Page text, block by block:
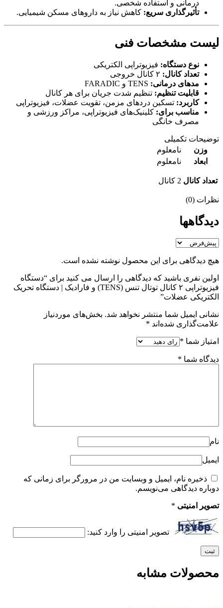
درمانی و استفاده شخصی.
تأثیرگذاری سریع: کاهش نیاز به داروهای مسکن شیمیایی.
لیست مشخصات فنی
نوع دستگاه: فیزیوتراپی الکتریکی
تعداد کانال:
مدهای درمانی:
قابلیت تنظیم: تنظیم شدت جریان برای هر کانال
کاربرد: تسکین دردهای مزمن، تقویت عضلات، فیزیوتراپی
مناسب برای: کلینیک‌های فیزیوتراپی، مراکز ورزشی و
مصرف خانگی
توضیحات تکمیلی
وزن
نامعلوم
ابعاد
نامعلوم
تعداد کانال 2 کانال
نظرات (0)
دیدگاهها
هیچ دیدگاهی برای این محصول نوشته نشده است.
اولین نفری باشید که دیدگاهی را ارسال می کنید برای “دستگاه
فیزیوتراپی ۲ کانال توتال تنس (TENS) و فارادیک | دستگاه تحریک
الکتریکی عضلات”
نشانی ایمیل شما منتشر نخواهد شد. بخش‌های موردنیاز
علامت‌گذاری شده‌اند *
امتیاز شما *
دیدگاه شما *
نام
ایمیل
ذخیره نام، ایمیل و وبسایت من در مرورگر برای زمانی که
دوباره دیدگاهی می‌نویسم.
تصویر امنیتی *
تصویر امنیتی را وارد کنید:
محصولات مشابه